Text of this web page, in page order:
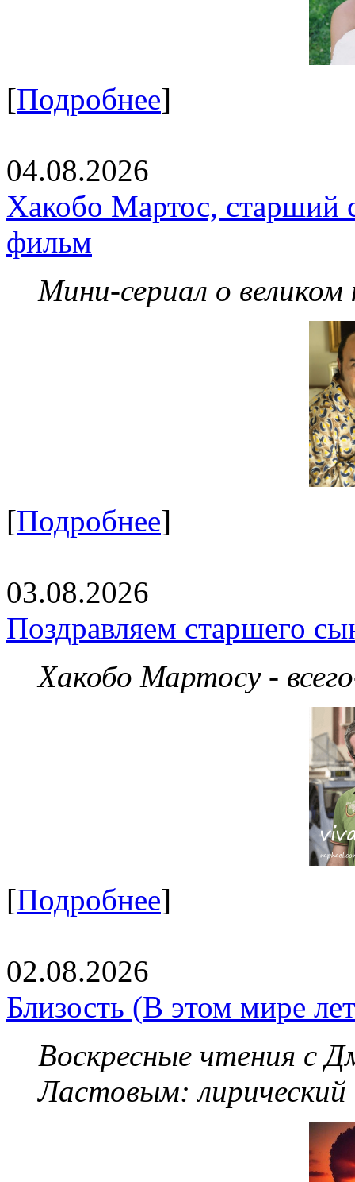
[Подробнее]
04.08.2026
Хакобо Мартос, старший
фильм
Мини-сериал о великом
[Подробнее]
03.08.2026
Поздравляем старшего
Хакобо Мартосу -
[Подробнее]
02.08.2026
Близость (В этом мире
Воскресные чтения с
Ластовым: